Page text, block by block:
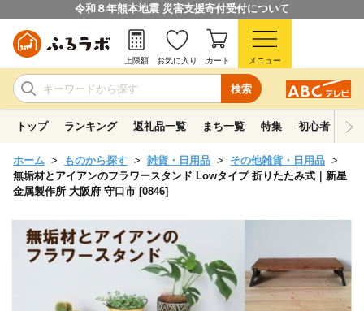
令和８年熊本地震 災害支援寄付受付について
検索
上限額 お気に入り カート メニュー
トップ ランキング 返礼品一覧 まち一覧 特集 初心者ガイド
ホーム ものから探す 雑貨・日用品
その他雑貨・日用品
無垢材とアイアンのフラワースタンド Lowタイプ 折りたたみ式｜新星
金属製作所 大阪府 守口市 [0846]